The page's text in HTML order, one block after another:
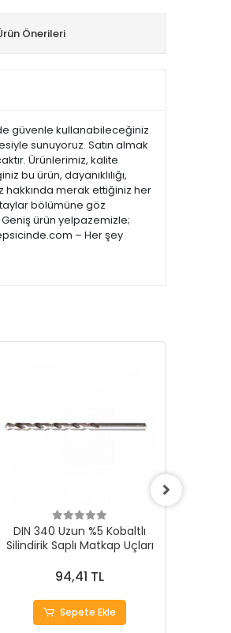
Önerileri
güvenle kullanabileceğiniz
sunuyoruz. Satın almak
Ürünlerimiz, kalite
bu ürün, dayanıklılığı,
hakkında merak ettiğiniz her
bölümüne göz
Geniş ürün yelpazemizle;
– Her şey
DIN 340 Uzun %5 Kobaltlı
Silindirik Saplı Matkap Uçları
94,41 TL
Sepete Ekle